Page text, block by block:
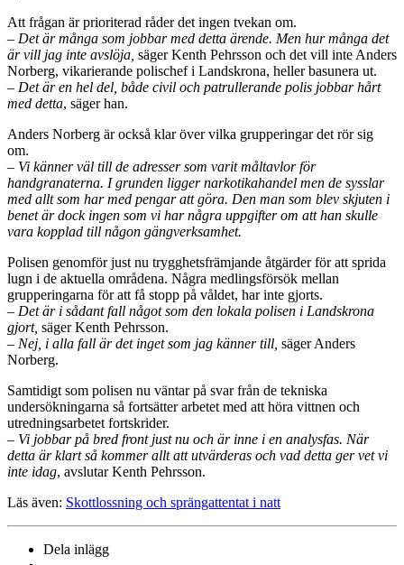
Att frågan är prioriterad råder det ingen tvekan om.
– Det är många som jobbar med detta ärende. Men hur många det
är vill jag inte avslöja, säger Kenth Pehrsson och det vill inte Anders
Norberg, vikarierande polischef i Landskrona, heller basunera ut.
– Det är en hel del, både civil och patrullerande polis jobbar hårt
med detta, säger han.
Anders Norberg är också klar över vilka grupperingar det rör sig
om.
– Vi känner väl till de adresser som varit måltavlor för
handgranaterna. I grunden ligger narkotikahandel men de sysslar
med allt som har med pengar att göra. Den man som blev skjuten i
benet är dock ingen som vi har några uppgifter om att han skulle
vara kopplad till någon gängverksamhet.
Polisen genomför just nu trygghetsfrämjande åtgärder för att sprida
lugn i de aktuella områdena. Några medlingsförsök mellan
grupperingarna för att få stopp på våldet, har inte gjorts.
– Det är i sådant fall något som den lokala polisen i Landskrona
gjort, säger Kenth Pehrsson.
– Nej, i alla fall är det inget som jag känner till, säger Anders
Norberg.
Samtidigt som polisen nu väntar på svar från de tekniska
undersökningarna så fortsätter arbetet med att höra vittnen och
utredningsarbetet fortskrider.
– Vi jobbar på bred front just nu och är inne i en analysfas. När
detta är klart så kommer allt att utvärderas och vad detta ger vet vi
inte idag, avslutar Kenth Pehrsson.
Läs även: Skottlossning och sprängattentat i natt
Dela inlägg